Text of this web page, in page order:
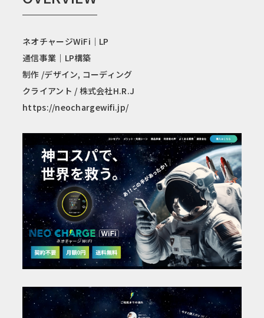
ネオチャージWiFi｜LP
通信事業｜LP構築
制作 /デザイン, コーディング
クライアント / 株式会社H.R.J
https://neochargewifi.jp/